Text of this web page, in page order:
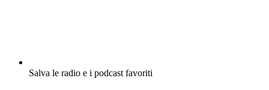
Salva le radio e i podcast favoriti